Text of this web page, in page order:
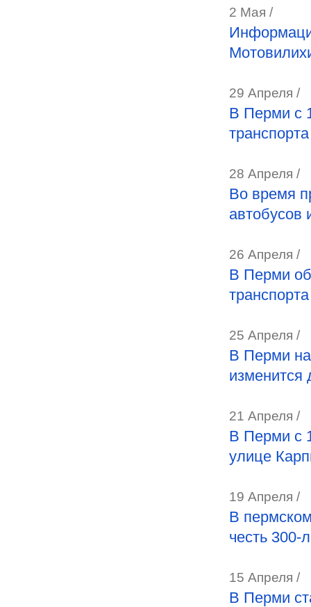
2 Мая /
29 Апреля /
В Перми с
транспорта
28 Апреля /
Во время
автобусов
26 Апреля /
В Перми
транспорта
25 Апреля /
В Перми
изменится
21 Апреля /
В Перми с
улице
19 Апреля /
В
честь 300-
15 Апреля /
В Перми